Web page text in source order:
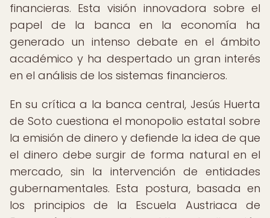
financieras. Esta visión innovadora sobre el
papel de la banca en la economía ha
generado un intenso debate en el ámbito
académico y ha despertado un gran interés
en el análisis de los sistemas financieros.
En su crítica a la banca central, Jesús Huerta
de Soto cuestiona el monopolio estatal sobre
la emisión de dinero y defiende la idea de que
el dinero debe surgir de forma natural en el
mercado, sin la intervención de entidades
gubernamentales. Esta postura, basada en
los principios de la Escuela Austriaca de